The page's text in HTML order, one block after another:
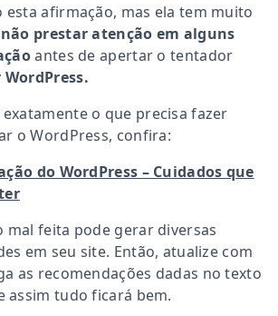
esta afirmação, mas ela tem muito
não prestar atenção em alguns
antes de apertar o tentador
exatamente o que precisa fazer
o WordPress, confira:
do WordPress – Cuidados que
mal feita pode gerar diversas
em seu site. Então, atualize com
as recomendações dadas no texto
assim tudo ficará bem.